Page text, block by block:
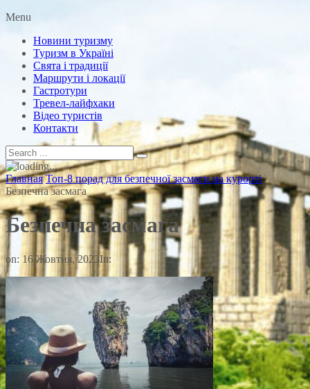
Menu
Новини туризму
Туризм в Україні
Свята і традиції
Маршрути і локації
Гастротури
Тревел-лайфхаки
Відео туристів
Контакти
Главная Топ-8 порад для безпечної засмаги на курорті
Безпечна засмага
Безпечна засмага
on: 16 Жовтня, 2023In: